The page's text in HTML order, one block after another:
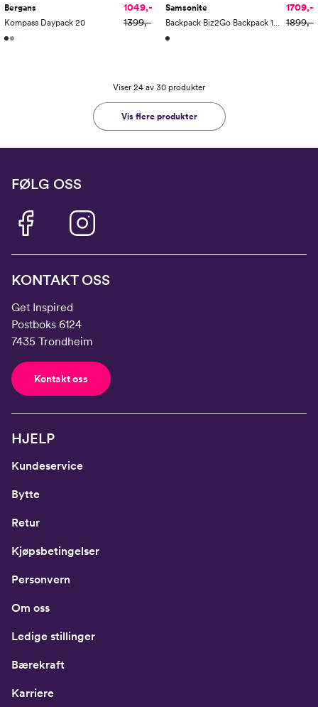
Bergans
Kompass Daypack 20
1049,-
1399,-
Samsonite
Backpack Biz2Go Backpack 14.1"
1709,-
1899,-
Viser 24 av 30 produkter
Vis flere produkter
FØLG OSS
KONTAKT OSS
Get Inspired
Postboks 6124
7435 Trondheim
Kontakt oss
HJELP
Kundeservice
Bytte
Retur
Kjøpsbetingelser
Personvern
Om oss
Ledige stillinger
Bærekraft
Karriere